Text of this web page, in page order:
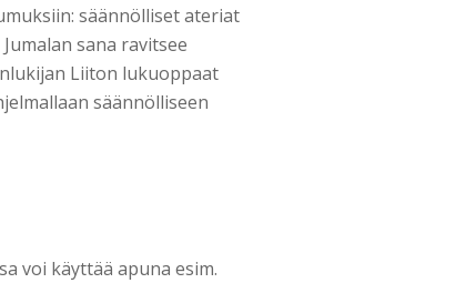
säännölliset ateriat
sana ravitsee
Liiton lukuoppaat
säännölliseen
voi käyttää apuna esim.